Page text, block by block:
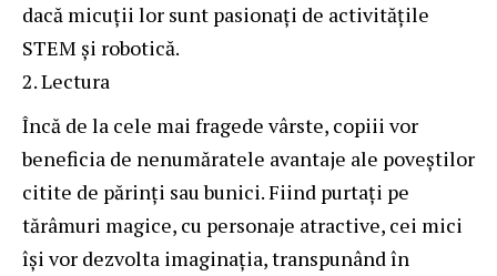
dacă micuții lor sunt pasionați de activitățile
STEM și robotică.
Lectura
Încă de la cele mai fragede vârste, copiii vor
beneficia de nenumăratele avantaje ale poveștilor
citite de părinți sau bunici. Fiind purtați pe
tărâmuri magice, cu personaje atractive, cei mici
își vor dezvolta imaginația, transpunând în